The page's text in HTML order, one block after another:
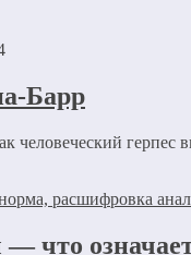
Барр
герпес
что